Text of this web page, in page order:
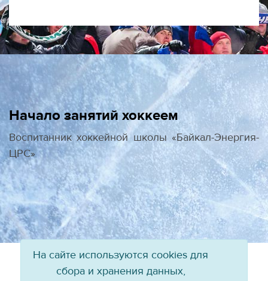
Начало занятий хоккеем
Воспитанник хоккейной школы «Байкал-Энергия-
ЦРС»
На сайте используются cookies для
сбора и хранения данных,